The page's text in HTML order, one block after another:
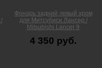
Фонарь задний левый хром
для Митсубиси Лансер /
Mitsubishi Lancer 9
4 350 руб.